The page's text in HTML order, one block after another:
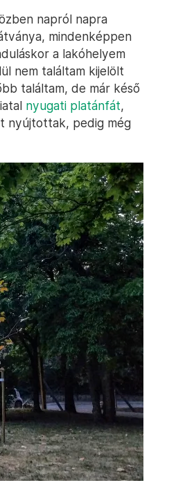
napról napra
mindenképpen
a lakóhelyem
nem találtam kijelölt
találtam, de már késő
nyugati platánfát,
nyújtottak, pedig még